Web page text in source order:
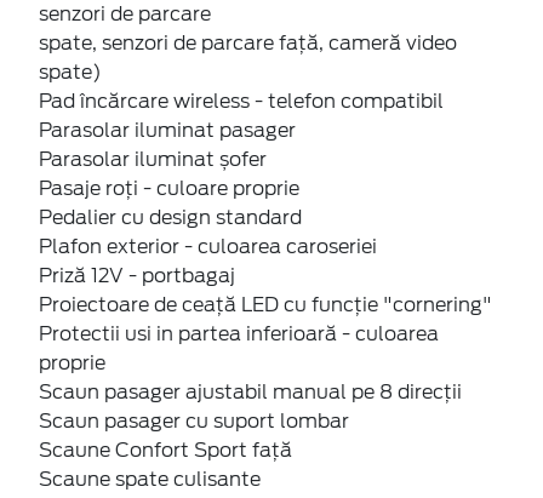
senzori de parcare
spate, senzori de parcare față, cameră video
spate)
Pad încărcare wireless - telefon compatibil
Parasolar iluminat pasager
Parasolar iluminat șofer
Pasaje roți - culoare proprie
Pedalier cu design standard
Plafon exterior - culoarea caroseriei
Priză 12V - portbagaj
Proiectoare de ceață LED cu funcție "cornering"
Protectii usi in partea inferioară - culoarea
proprie
Scaun pasager ajustabil manual pe 8 direcții
Scaun pasager cu suport lombar
Scaune Confort Sport față
Scaune spate culisante